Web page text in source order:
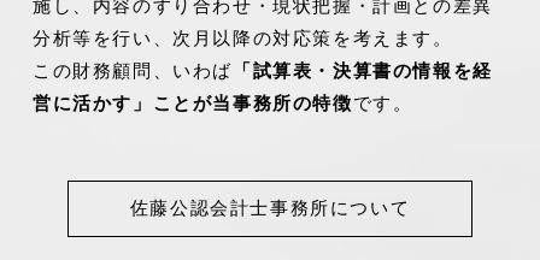
施し、内容のすり合わせ・現状把握・計画との差異
分析等を行い、次月以降の対応策を考えます。
この財務顧問、いわば 「試算表・決算書の情報を経
営に活かす」ことが当事務所の特徴です。
佐藤公認会計士事務所について